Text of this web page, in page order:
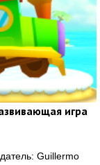
игра
Guillermo